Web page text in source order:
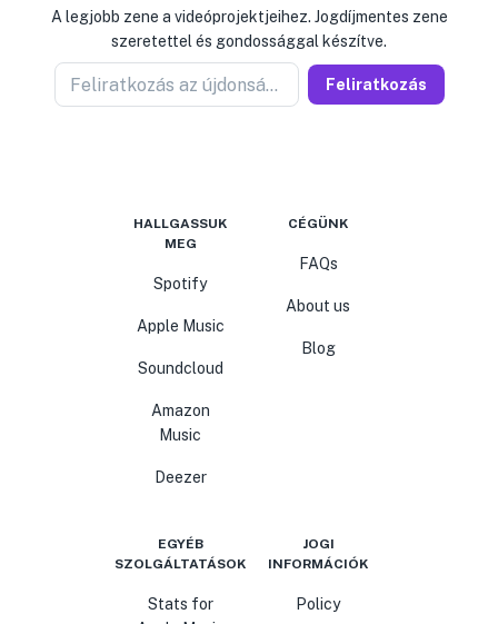
A legjobb zene a videóprojektjeihez. Jogdíjmentes zene
szeretettel és gondossággal készítve.
Feliratkozás az újdonságokért Feliratkozás
HALLGASSUK
MEG
Spotify
Apple Music
Soundcloud
Amazon
Music
Deezer
CÉGÜNK
FAQs
About us
Blog
EGYÉB
SZOLGÁLTATÁSOK
Stats for
JOGI
INFORMÁCIÓK
Policy